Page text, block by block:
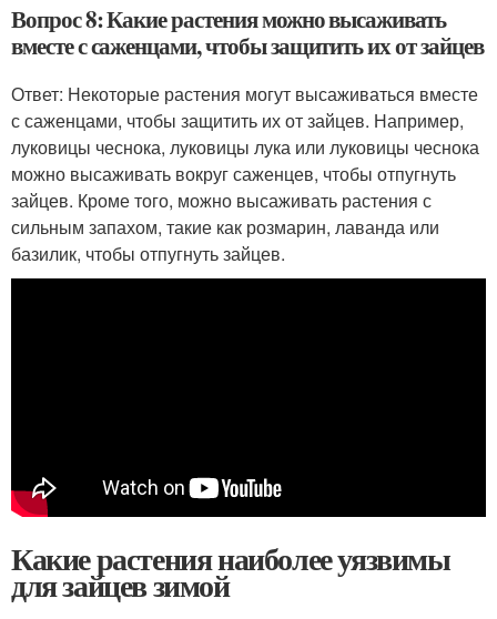
Вопрос 8: Какие растения можно высаживать
вместе с саженцами, чтобы защитить их от зайцев
Ответ: Некоторые растения могут высаживаться вместе
с саженцами, чтобы защитить их от зайцев. Например,
луковицы чеснока, луковицы лука или луковицы чеснока
можно высаживать вокруг саженцев, чтобы отпугнуть
зайцев. Кроме того, можно высаживать растения с
сильным запахом, такие как розмарин, лаванда или
базилик, чтобы отпугнуть зайцев.
Какие растения наиболее уязвимы
для зайцев зимой